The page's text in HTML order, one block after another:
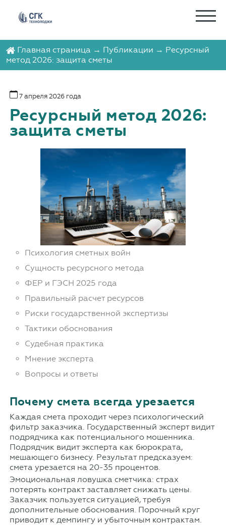
Главная страница → Публикации → Ресурсный
метод 2026: защита сметы
7 апреля 2026 года
Ресурсный метод 2026:
защита сметы
Психология сметных войн
Сущность ресурсного метода
ФЕР и ГЭСН 2025 года
Правильный расчет ресурсов
Риски государственной экспертизы
Тактики обоснования
Судебная практика
Мнение эксперта
Вопросы и ответы
Почему смета всегда урезается
Каждая смета проходит через психологический
фильтр заказчика. Государственный эксперт видит
подрядчика как потенциального мошенника.
Подрядчик видит эксперта как бюрократа,
мешающего бизнесу. Результат предсказуем:
смета урезается на 20-35 процентов.
Эмоциональная ловушка сметчика: страх
потерять контракт заставляет снижать цены.
Заказчик пользуется ситуацией, требуя
дополнительные обоснования. Порочный круг
приводит к демпингу и убыточным контрактам.